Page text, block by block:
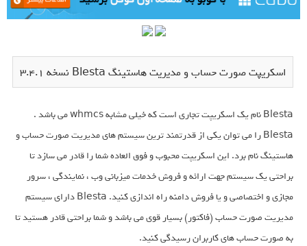
اسکریپت صورت حساب و مدیریت هاستینگ Blesta نسخه 3.4.1
Blesta نام یک اسکریپت تجاری است که خیلی مشابه whmcs می باشد .
Blesta را می توان یکی از قدرتمند ترین سیستم های مدیریت صورت حساب و
هاستینگ نام برد. این اسکریپت محبوب و فوق العاده شما را قادر می سازد تا
براحتی یک سیستم جهت ارائه و فروش خدمات میزبانی وب ، نمایندگی ، سرور
مجازی و اختصاصی و یا فروش دامنه راه اندازی کنید. Blesta دارای سیستم
مدیریت صورت حساب (فاکتور) بسیار قوی می باشد و شما براحتی قادر هستید تا
به صورت حساب های کاربران رسیدگی کنید.